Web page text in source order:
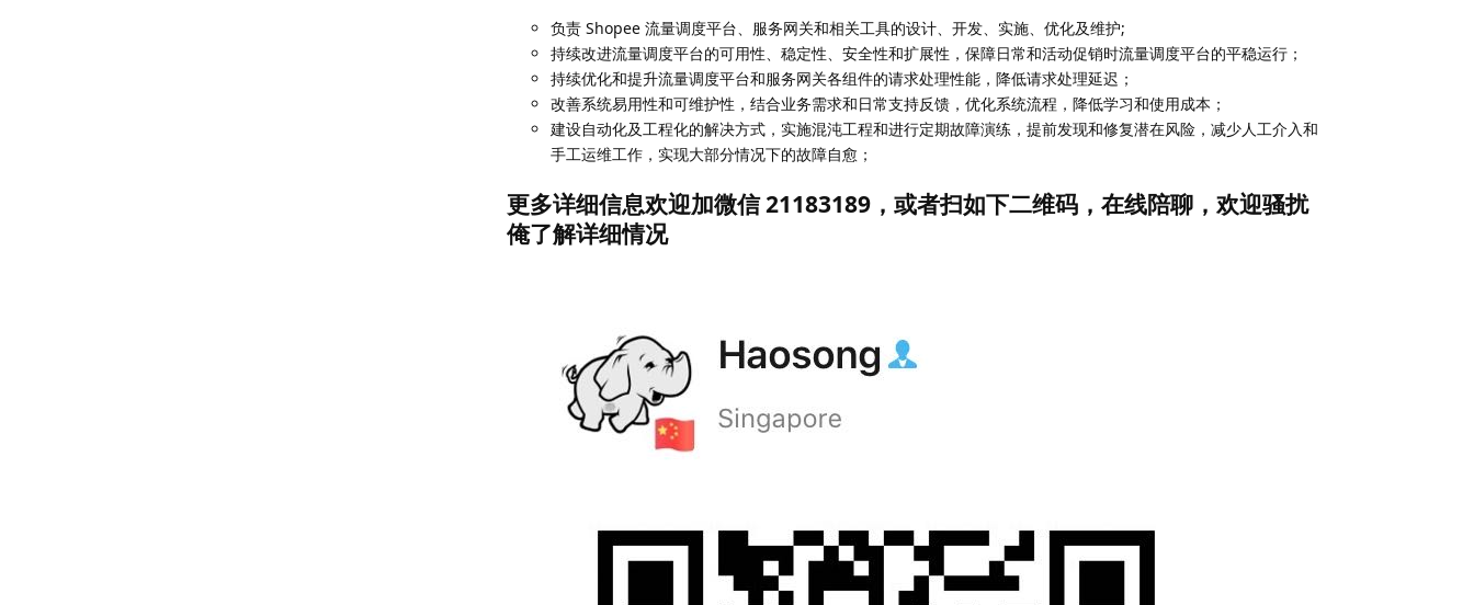
负责 Shopee 流量调度平台、服务网关和相关工具的设计、开发、实施、优化及维护;
持续改进流量调度平台的可用性、稳定性、安全性和扩展性，保障日常和活动促销时流量调度平台的平稳运行；
持续优化和提升流量调度平台和服务网关各组件的请求处理性能，降低请求处理延迟；
改善系统易用性和可维护性，结合业务需求和日常支持反馈，优化系统流程，降低学习和使用成本；
建设自动化及工程化的解决方式，实施混沌工程和进行定期故障演练，提前发现和修复潜在风险，减少人工介入和
手工运维工作，实现大部分情况下的故障自愈；
更多详细信息欢迎加微信 21183189，或者扫如下二维码，在线陪聊，欢迎骚扰
俺了解详细情况